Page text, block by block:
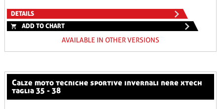
DETAILS
ADD TO CHART
AVAILABLE IN OTHER VERSIONS
calze moto tecniche sportive invernali nere xtech
taglia 35 - 38